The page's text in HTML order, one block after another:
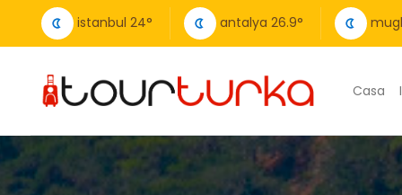
istanbul 24° antalya 26.9°
Casa